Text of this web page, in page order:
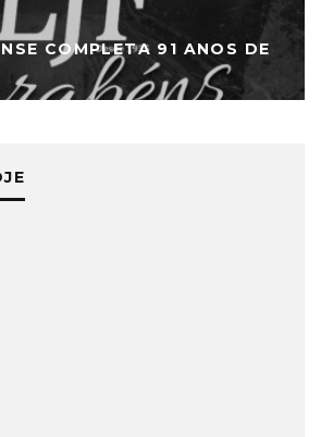
COMPLETA 91 ANOS DE